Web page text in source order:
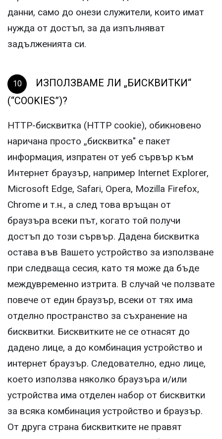
данни, само до онези служители, които имат
нужда от достъп, за да изпълняват
задълженията си.
ИЗПОЛЗВАМЕ ЛИ „БИСКВИТКИ“
(“COOKIES”)?
HTTP-бисквитка (HTTP cookie), обикновено
наричана просто „бисквитка" е пакет
информация, изпратен от уеб сървър към
Интернет браузър, например Internet Explorer,
Microsoft Edge, Safari, Opera, Mozilla Firefox,
Chrome и т.н., а след това връщан от
браузъра всеки път, когато той получи
достъп до този сървър. Дадена бисквитка
остава във Вашето устройство за използване
при следваща сесия, като тя може да бъде
междувременно изтрита. В случай че ползвате
повече от един браузър, всеки от тях има
отделно пространство за съхранение на
бисквитки. Бисквитките не се отнасят до
дадено лице, а до комбинация устройство и
интернет браузър. Следователно, едно лице,
което използва няколко браузъра и/или
устройства има отделен набор от бисквитки
за всяка комбинация устройство и браузър.
От друга страна бисквитките не правят